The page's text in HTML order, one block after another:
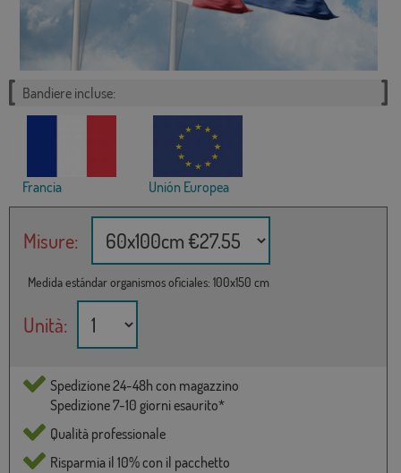
Bandiere incluse:
Francia Unión Europea
Misure:
Medida estándar organismos oficiales: 100x150 cm
Unità:
Spedizione 24-48h con magazzino
Spedizione 7-10 giorni esaurito*
Qualità professionale
Risparmia il 10% con il pacchetto